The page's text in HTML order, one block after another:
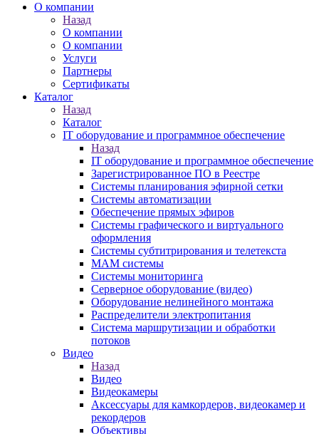
О компании
Назад
О компании
О компании
Услуги
Партнеры
Сертификаты
Каталог
Назад
Каталог
IT оборудование и программное обеспечение
Назад
IT оборудование и программное обеспечение
Зарегистрированное ПО в Реестре
Системы планирования эфирной сетки
Системы автоматизации
Обеспечение прямых эфиров
Системы графического и виртуального
оформления
Системы субтитрирования и телетекста
MAM системы
Системы мониторинга
Серверное оборудование (видео)
Оборудование нелинейного монтажа
Распределители электропитания
Система маршрутизации и обработки
потоков
Видео
Назад
Видео
Видеокамеры
Аксессуары для камкордеров, видеокамер и
рекордеров
Объективы